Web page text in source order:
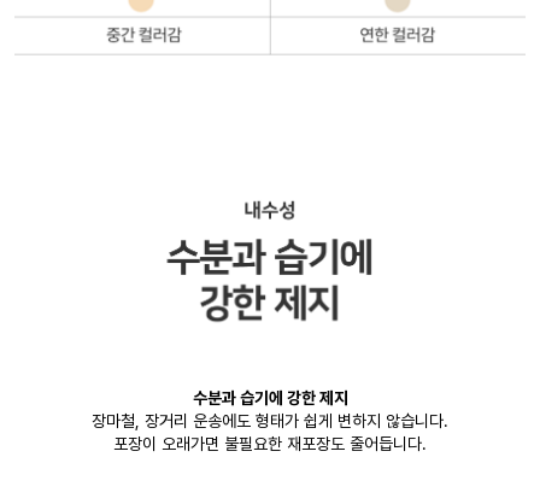
수분과 습기에 강한 제지
장마철, 장거리 운송에도 형태가 쉽게 변하지 않습니다.
포장이 오래가면 불필요한 재포장도 줄어듭니다.